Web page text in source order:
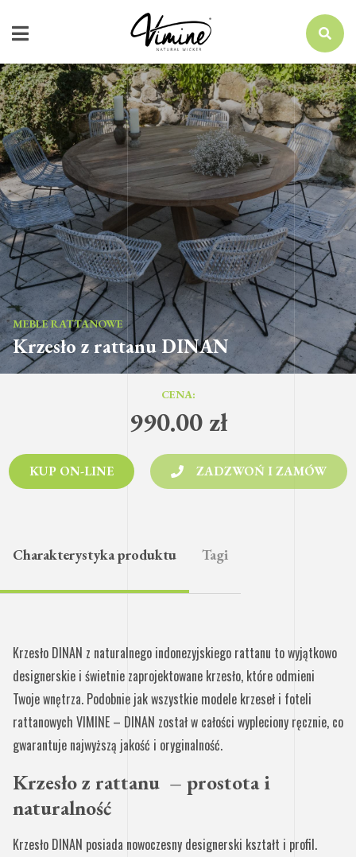
MEBLE RATTANOWE
Krzesło z rattanu DINAN
CENA:
990.00 zł
KUP ON-LINE ZADZWOŃ I ZAMÓW
Charakterystyka produktu Tagi
Krzesło DINAN z naturalnego indonezyjskiego rattanu to wyjątkowo
designerskie i świetnie zaprojektowane krzesło, które odmieni
Twoje wnętrza. Podobnie jak wszystkie modele krzeseł i foteli
rattanowych VIMINE – DINAN został w całości wypleciony ręcznie, co
gwarantuje najwyższą jakość i oryginalność.
Krzesło z rattanu – prostota i
naturalność
Krzesło DINAN posiada nowoczesny designerski kształt i profil.